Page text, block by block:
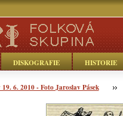
DISKOGRAFIE HISTORIE
6. 2010 - Foto Jaroslav Pásek